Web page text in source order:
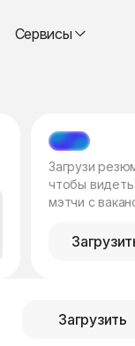
Сервисы
МЭТЧ
Загрузи
чтобы видеть
мэтчи с
Загрузить